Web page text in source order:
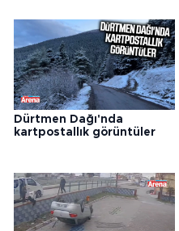
Dürtmen Dağı'nda
kartpostallık görüntüler